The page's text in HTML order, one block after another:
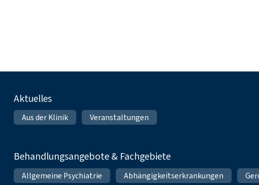
Fußnavigation
Aktuelles
Aus der Klinik Veranstaltungen
Behandlungsangebote & Fachgebiete
Allgemeine Psychiatrie Abhängigkeitserkrankungen